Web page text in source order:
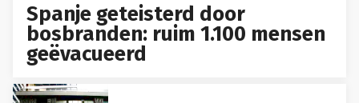
Spanje geteisterd door
bosbranden: ruim 1.100 mensen
geëvacueerd